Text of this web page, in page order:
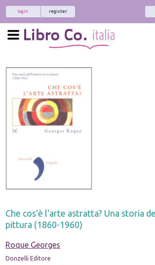
register
login
Che cos'è l'arte astratta? Una storia
pittura (1860-1960)
Roque Georges
Donzelli Editore